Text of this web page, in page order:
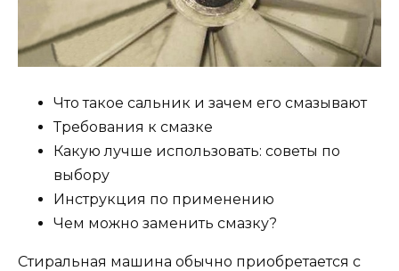
Что такое сальник и зачем его смазывают
Требования к смазке
Какую лучше использовать: советы по
выбору
Инструкция по применению
Чем можно заменить смазку?
Стиральная машина обычно приобретается с